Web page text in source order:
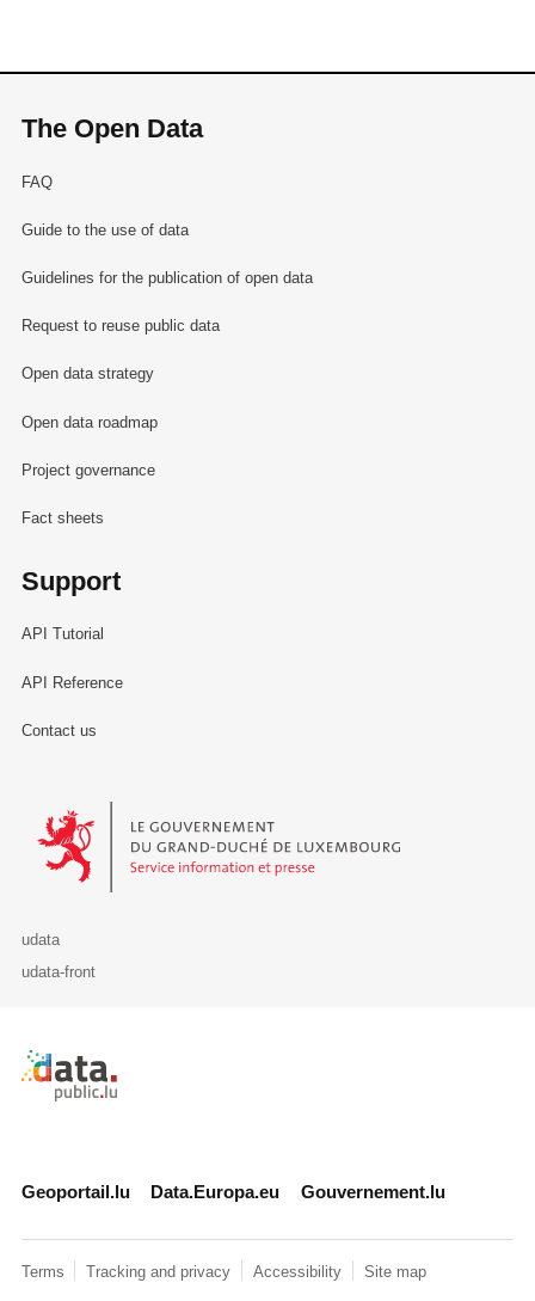
The Open Data
FAQ
Guide to the use of data
Guidelines for the publication of open data
Request to reuse public data
Open data strategy
Open data roadmap
Project governance
Fact sheets
Support
API Tutorial
API Reference
Contact us
Le Gouvernement du Grand-Duché de Luxembourg - Service
udata
udata-front
Retour à l'accueil de data.public.lu
Geoportail.lu Data.Europa.eu Gouvernement.lu
Terms Tracking and privacy Accessibility Site map